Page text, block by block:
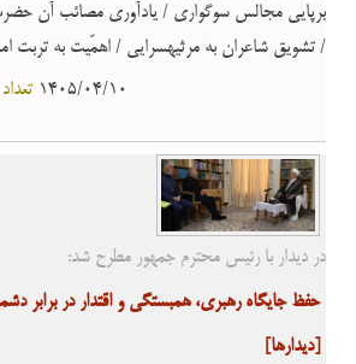
برپایی مجالس سوگواری / یادآوری مصائب آن
/ تشویق شاعران به مرثیهسرایی / اهمّیت به تربت
اهتمام ویژه به زیارت مرقد امام حسین علیه السلام
1405/04/10
در دیدار با رئیس محترم جمهور مطرح شد:
حفظ جایگاه رهبری، همبستگی و اقتدار در برابر
[ديدارها]